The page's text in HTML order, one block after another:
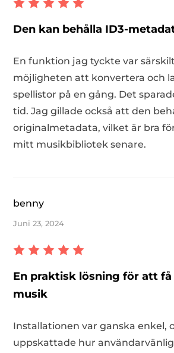
Den kan behålla ID3-
En funktion jag tyckte var
möjligheten att konvertera och
spellistor på en gång. Det
tid. Jag gillade också att den
originalmetadata, vilket är bra
mitt musikbibliotek senare.
benny
Juni 23, 2024
En praktisk lösning för att
musik
Installationen var ganska enkel,
uppskattade hur